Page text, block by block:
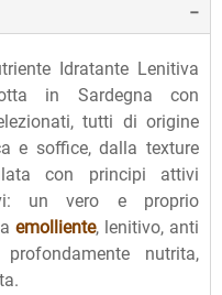
Idratante Lenitiva
in Sardegna con
tutti di origine
e soffice, dalla texture
con principi attivi
un vero e proprio
emolliente, lenitivo, anti
nutrita,